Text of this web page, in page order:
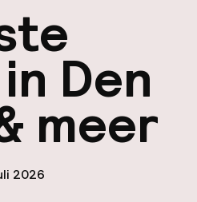
Den
meer
2026